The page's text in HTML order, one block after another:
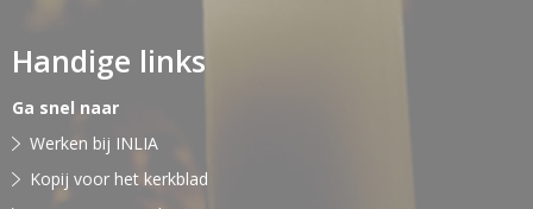
Handige links
Ga snel naar
Werken bij INLIA
Kopij voor het kerkblad